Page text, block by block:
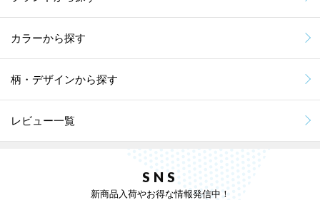
カラーから探す
柄・デザインから探す
レビュー一覧
SNS
新商品入荷やお得な情報発信中！